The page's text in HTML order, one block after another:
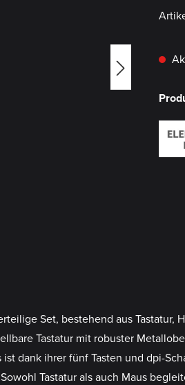
Set, bestehend aus
Tastatur mit robuster
dank ihrer fünf Tasten und dpi-
Tastatur als auch Maus